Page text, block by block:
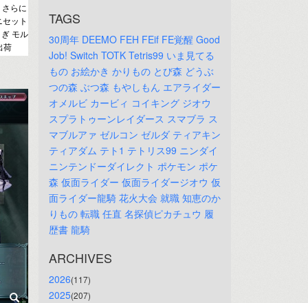
らに
ット
モル
荷
TAGS
30周年 DEEMO FEH FEif FE覚醒 Good
Job! Switch TOTK Tetris99 いま見てる
もの お絵かき かりもの とび森 どうぶ
つの森 ぶつ森 もやしもん エアライダー
オメルビ カービィ コイキング ジオウ
スプラトゥーンレイダース スマブラ ス
マブルアァ ゼルコン ゼルダ ティアキン
ティアダム テト1 テトリス99 ニンダイ
ニンテンドーダイレクト ポケモン ポケ
森 仮面ライダー 仮面ライダージオウ 仮
面ライダー龍騎 花火大会 就職 知恵のか
りもの 転職 任直 名探偵ピカチュウ 履
歴書 龍騎
ARCHIVES
2026(117)
2025(207)